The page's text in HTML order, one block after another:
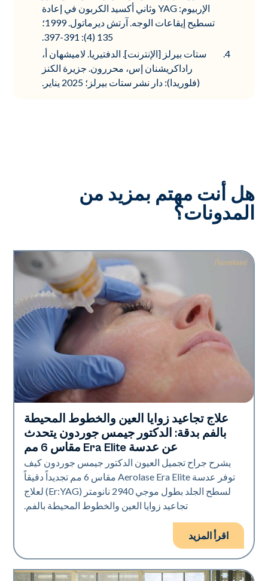
الإربيوم: YAG وثاني أكسيد الكربون في إعادة
تسطيح إيقاعات الوجه. آرتش ديرماتول. 1999؛
135 (4): 391-397.
ستات بيرلز [الإنترنت]. الدفتيريا. لاميشهان أ،
راداكريشنان إس، محررون. جزيرة الكنز
(فلوريدا): دار نشر ستات بيرلز؛ 2025 يناير.
هل أنت مهتم بمزيد من
المدونات؟
تقنية أيرولاز
علاج تجاعيد زوايا العين والخطوط المحيطة
بالفم بدقة: الدكتور جيمس جوردون يتحدث
عن عدسة Era Elite مقاس 6 مم
يشرح جراح تجميل العيون الدكتور جيمس جوردون كيف
توفر عدسة Aerolase Era Elite مقاس 6 مم تجديداً دقيقاً
لسطح الجلد بطول موجي 2940 نانومتر (Er:YAG) لعلاج
تجاعيد زوايا العين والخطوط المحيطة بالفم.
اقرأ المزيد